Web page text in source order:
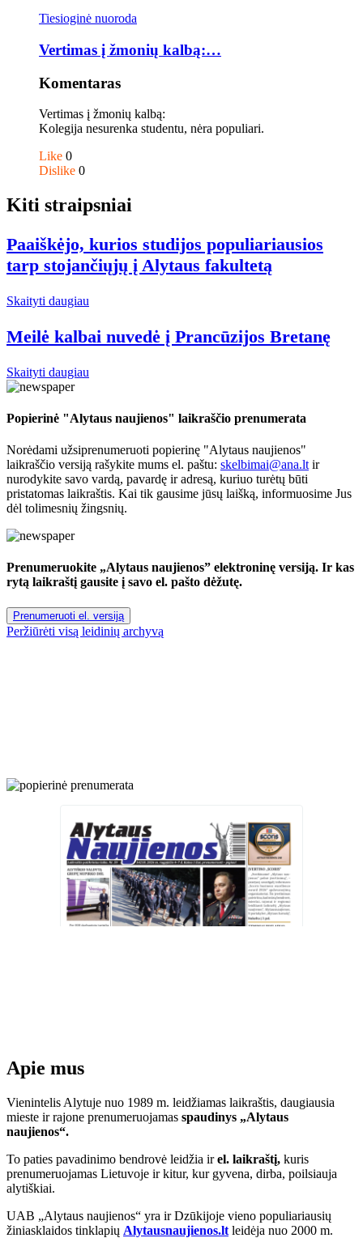
Tiesioginė nuoroda
Vertimas į žmonių kalbą:…
Komentaras
Vertimas į žmonių kalbą:
Kolegija nesurenka studentu, nėra populiari.
Like 0
Dislike 0
Kiti straipsniai
Paaiškėjo, kurios studijos populiariausios
tarp stojančiųjų į Alytaus fakultetą
Skaityti daugiau
Meilė kalbai nuvedė į Prancūzijos Bretanę
Skaityti daugiau
Popierinė "Alytaus naujienos" laikraščio prenumerata
Norėdami užsiprenumeruoti popierinę "Alytaus naujienos"
laikraščio versiją rašykite mums el. paštu: skelbimai@ana.lt ir
nurodykite savo vardą, pavardę ir adresą, kuriuo turėtų būti
pristatomas laikraštis. Kai tik gausime jūsų laišką, informuosime Jus
dėl tolimesnių žingsnių.
Prenumeruokite „Alytaus naujienos” elektroninę versiją. Ir kas
rytą laikraštį gausite į savo el. pašto dėžutę.
Prenumeruoti el. versiją
Peržiūrėti visą leidinių archyvą
Apie mus
Vienintelis Alytuje nuo 1989 m. leidžiamas laikraštis, daugiausia
mieste ir rajone prenumeruojamas spaudinys „Alytaus
naujienos“.
To paties pavadinimo bendrovė leidžia irel. laikraštį, kuris
prenumeruojamas Lietuvoje ir kitur, kur gyvena, dirba, poilsiauja
alytiškiai.
UAB „Alytaus naujienos“ yra ir Dzūkijoje vieno populiariausių
žiniasklaidos tinklapių Alytausnaujienos.lt leidėja nuo 2000 m.